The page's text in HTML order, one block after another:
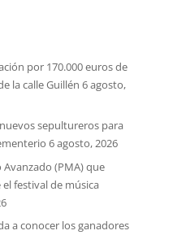
por 170.000 euros de
la calle Guillén 6 agosto,
sepultureros para
6 agosto, 2026
(PMA) que
festival de música
a conocer los ganadores